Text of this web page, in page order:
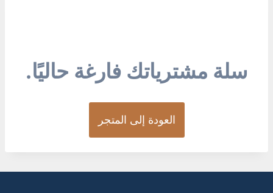
سلة مشترياتك فارغة حاليًا.
العودة إلى المتجر